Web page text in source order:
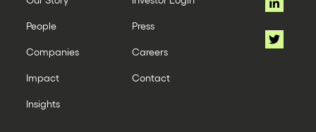
People
Companies
Impact
Insights
Press
Careers
Contact